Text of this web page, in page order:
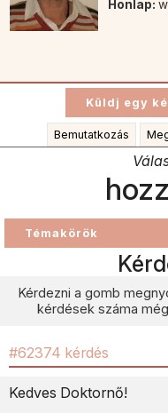
Honlap:
Bemutatkozás
Témakörök
Kérdezni a gomb
kérdések száma
#62374 kérdés
Kedves Doktornő!